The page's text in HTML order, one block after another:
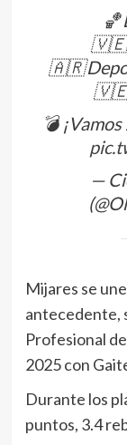
🏀
🇻🇪
🇦🇷
🇻🇪
💣
—
Mijares se
antecedente,
Profesional
2025 con
Durante los
puntos, 3.4